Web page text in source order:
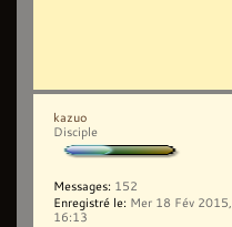
kazuo
Disciple
Messages: 152
Enregistré le: Mer 18 Fév 2015,
16:13